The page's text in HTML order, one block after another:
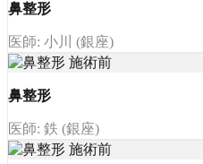
鼻整形
医師: 小川 (銀座)
鼻整形
医師: 鉄 (銀座)